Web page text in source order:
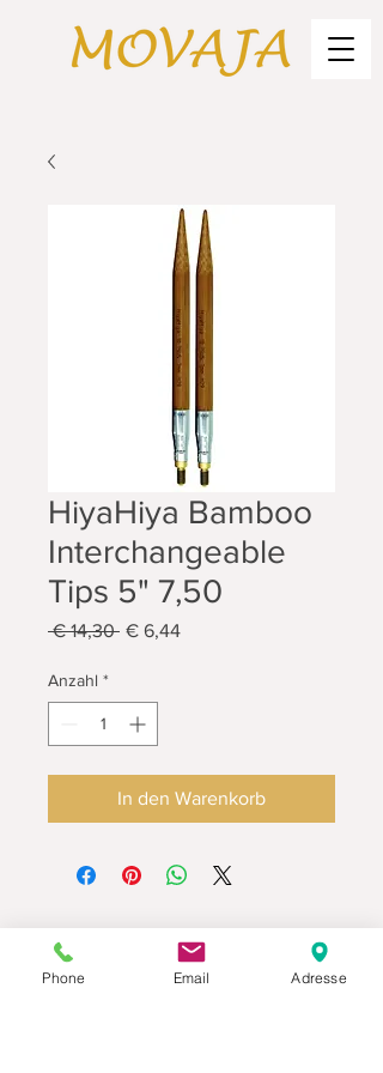
HiyaHiya Bamboo
Interchangeable
Tips 5" 7,50
€ 14,30 Standardpreis
€ 6,44Sale-
Anzahl *
In den Warenkorb
Phone Email Adresse